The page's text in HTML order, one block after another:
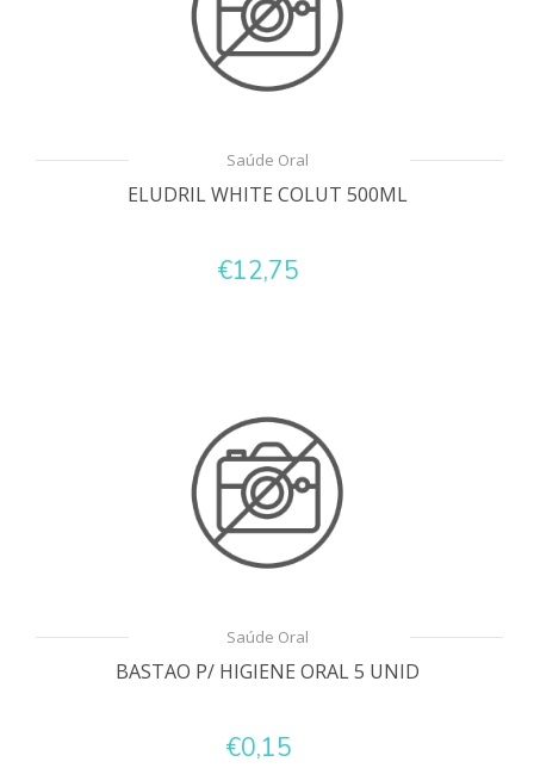
Saúde Oral
ELUDRIL WHITE COLUT 500ML
€12,75
Saúde Oral
BASTAO P/ HIGIENE ORAL 5 UNID
€0,15